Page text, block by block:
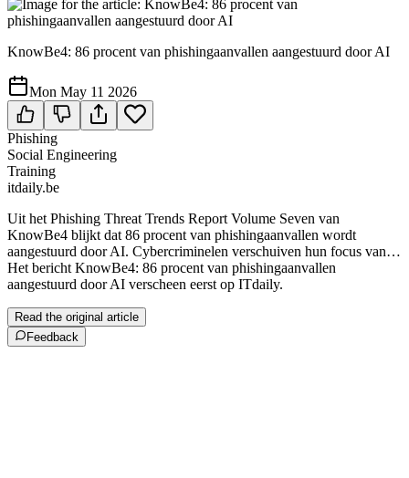
KnowBe4: 86 procent van phishingaanvallen aangestuurd door AI
Mon May 11 2026
Phishing
Social Engineering
Training
itdaily.be
Uit het Phishing Threat Trends Report Volume Seven van
KnowBe4 blijkt dat 86 procent van phishingaanvallen wordt
aangestuurd door AI. Cybercriminelen verschuiven hun focus van…
Het bericht KnowBe4: 86 procent van phishingaanvallen
aangestuurd door AI verscheen eerst op ITdaily.
Read the original article
Feedback